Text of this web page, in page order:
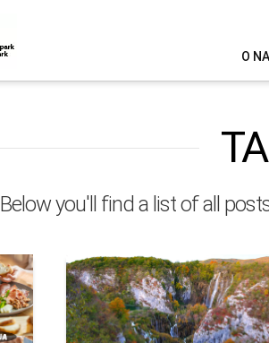
O
Below you'll find a list of all